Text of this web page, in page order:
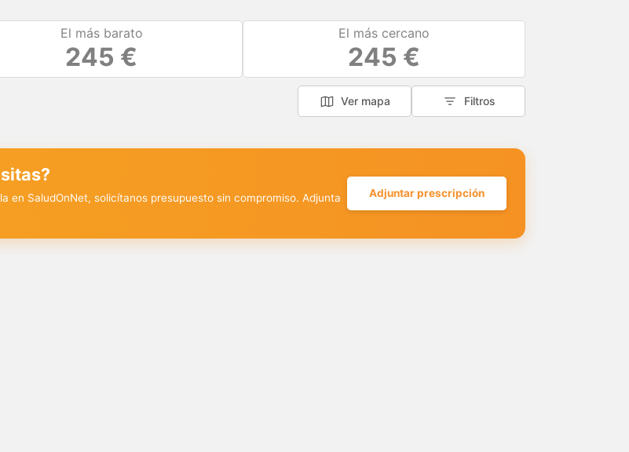
El más barato
245 €
El más cercano
245 €
Ver mapa Filtros
en SaludOnNet, solicítanos presupuesto sin compromiso. Adjunta
Adjuntar prescripción